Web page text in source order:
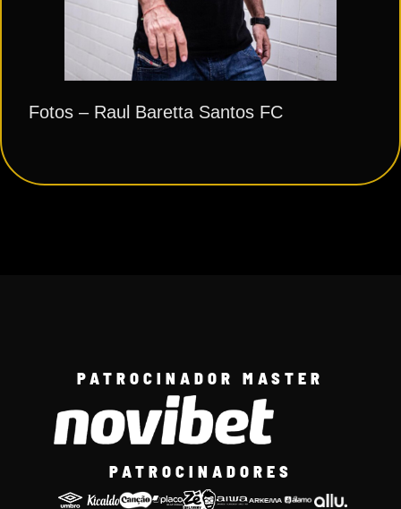
Fotos – Raul Baretta Santos FC
PATROCINADOR MASTER
PATROCINADORES